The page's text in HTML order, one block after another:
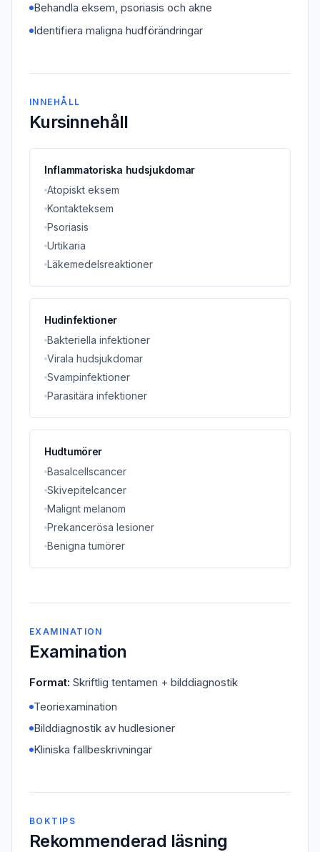
Behandla eksem, psoriasis och akne
Identifiera maligna hudförändringar
INNEHÅLL
Kursinnehåll
Inflammatoriska hudsjukdomar
Atopiskt eksem
Kontakteksem
Psoriasis
Urtikaria
Läkemedelsreaktioner
Hudinfektioner
Bakteriella infektioner
Virala hudsjukdomar
Svampinfektioner
Parasitära infektioner
Hudtumörer
Basalcellscancer
Skivepitelcancer
Malignt melanom
Prekancerösa lesioner
Benigna tumörer
EXAMINATION
Examination
Format: Skriftlig tentamen + bilddiagnostik
Teoriexamination
Bilddiagnostik av hudlesioner
Kliniska fallbeskrivningar
BOKTIPS
Rekommenderad läsning